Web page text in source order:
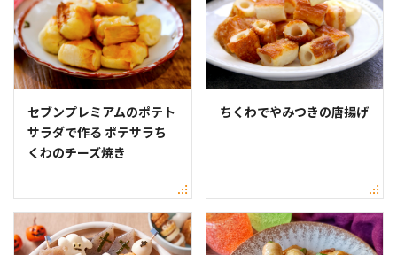
セブンプレミアムのポテト
サラダで作る ポテサラち
くわのチーズ焼き
ちくわでやみつきの唐揚げ